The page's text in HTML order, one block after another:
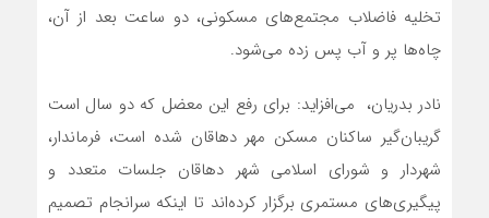
تخلیه فاضلاب مجتمع‌های مسکونی، دو ساعت بعد از آن،
چاه‌ها پر و آب پس زده می‌شود.
نادر بدریان، می‌افزاید: برای رفع این معضل که دو سال است
گریبان‌گیر ساکنان مسکن مهر دهاقان شده است، فرماندار،
شهردار و شورای اسلامی شهر دهاقان جلسات متعدد و
پیگیری‌های مستمری برگزار کرده‌اند تا اینکه سرانجام تصمیم